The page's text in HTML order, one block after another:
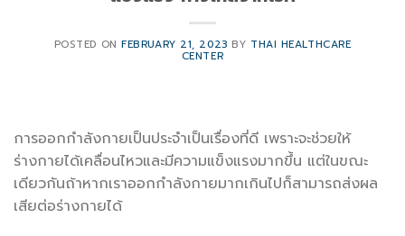
POSTED ONFEBRUARY 21, 2023 BY THAI HEALTHCARE
CENTER
การออกกำลังกายเป็นประจำเป็นเรื่องที่ดี เพราะจะช่วยให้
ร่างกายได้เคลื่อนไหวและมีความแข็งแรงมากขึ้น แต่ในขณะ
เดียวกันถ้าหากเราออกกำลังกายมากเกินไปก็สามารถส่งผล
เสียต่อร่างกายได้